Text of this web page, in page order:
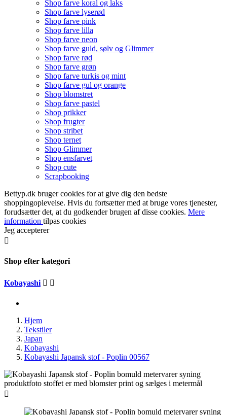
Shop farve koral og laks
Shop farve lyserød
Shop farve pink
Shop farve lilla
Shop farve neon
Shop farve guld, sølv og Glimmer
Shop farve rød
Shop farve grøn
Shop farve turkis og mint
Shop farve gul og orange
Shop blomstret
Shop farve pastel
Shop prikker
Shop frugter
Shop stribet
Shop ternet
Shop Glimmer
Shop ensfarvet
Shop cute
Scrapbooking
Bettyp.dk bruger cookies for at give dig den bedste
shoppingoplevelse. Hvis du fortsætter med at bruge vores tjenester,
forudsætter det, at du godkender brugen af disse cookies. Mere
information tilpas cookies
Jeg accepterer

Shop efter kategori
Kobayashi  
Hjem
Tekstiler
Japan
Kobayashi
Kobayashi Japansk stof - Poplin 00567
